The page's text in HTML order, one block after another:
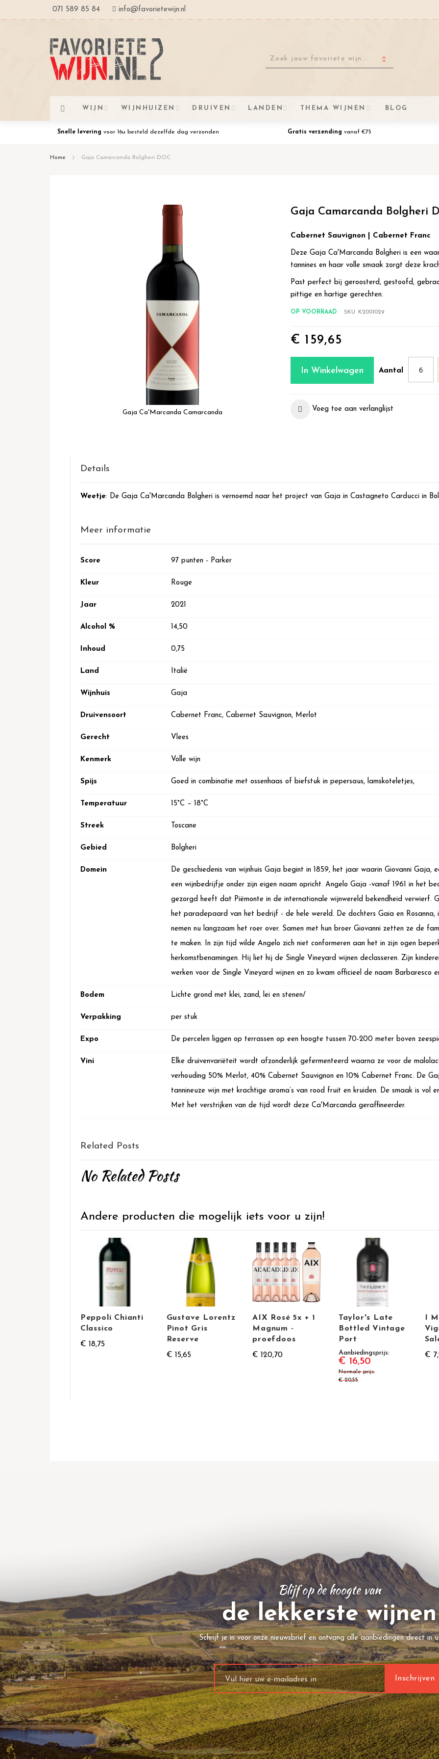
Ga
de
inhoud
071 589 85 84 info@favorietewijn.nl
WIJN WIJNHUIZEN DRUIVEN LANDEN THEMA WIJNEN BLOG
Snelle levering voor 16u besteld dezelfde dag verzonden Gratis verzending vanaf €75
Home Gaja Camarcanda Bolgheri DOC
Gaja Ca'Marcanda Camarcanda
begin
gallerij
Gaja Camarcanda Bolgheri
Cabernet Sauvignon | Cabernet Franc
Deze Gaja Ca'Marcanda Bolgheri is een
tannines en haar volle smaak zorgt deze
Past perfect bij geroosterd, gestoofd,
pittige en hartige gerechten.
OP VOORRAAD SKU K2001029
€ 159,65
Aantal
In Winkelwagen
Voeg toe aan verlanglijst
Details
Weetje: De Gaja Ca'Marcanda Bolgheri is vernoemd naar het project van Gaja in Castagneto Carducci in
Meer informatie
Meer
Score 97 punten - Parker
Kleur Rouge
Jaar 2021
Alcohol % 14,50
Inhoud 0,75
Land Italië
Wijnhuis Gaja
Druivensoort Cabernet Franc, Cabernet Sauvignon, Merlot
Gerecht Vlees
Kenmerk Volle wijn
Spijs Goed in combinatie met ossenhaas of biefstuk in pepersaus, lamskoteletjes,
Temperatuur 15°C – 18°C
Streek Toscane
Gebied Bolgheri
Domein
De geschiedenis van wijnhuis Gaja begint in 1859, het jaar waarin Giovanni Gaja,
een wijnbedrijfje onder zijn eigen naam opricht. Angelo Gaja -vanaf 1961 in het
gezorgd heeft dat Piëmonte in de internationale wijnwereld bekendheid verwierf.
het paradepaard van het bedrijf - de hele wereld. De dochters Gaia en
nemen nu langzaam het roer over. Samen met hun broer Giovanni zetten ze de
te maken. In zijn tijd wilde Angelo zich niet conformeren aan het in zijn ogen
herkomstbenamingen. Hij liet hij de Single Vineyard wijnen declasseren. Zijn
werken voor de Single Vineyard wijnen en zo kwam officieel de naam Barbaresco
Bodem Lichte grond met klei, zand, lei en stenen/
Verpakking per stuk
Expo De percelen liggen op terrassen op een hoogte tussen 70-200 meter boven
Vini
Elke druivenvariëteit wordt afzonderlijk gefermenteerd waarna ze voor de
verhouding 50% Merlot, 40% Cabernet Sauvignon en 10% Cabernet Franc. De
tannineuze wijn met krachtige aroma’s van rood fruit en kruiden. De smaak is vol
Met het verstrijken van de tijd wordt deze Ca'Marcanda geraffineerder.
Related Posts
No Related Posts
Andere producten die mogelijk iets voor u zijn!
Peppoli Chianti
Classico
€ 18,75
Gustave Lorentz
Pinot Gris
Reserve
€ 15,65
AIX Rosé 5x + 1
Magnum -
proefdoos
€ 120,70
Taylor's Late
Bottled Vintage
Port
Aanbiedingsprijs
€ 16,50
Normale prijs
€ 20,55
I
€
Blijf op de hoogte van
de lekkerste wijnen
Schrijf je in voor onze nieuwsbrief en ontvang alle aanbiedingen direct in